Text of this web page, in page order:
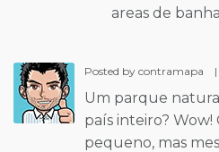
areas de
Posted by contramapa |
Um parque
país inteiro? Wow!
pequeno, mas